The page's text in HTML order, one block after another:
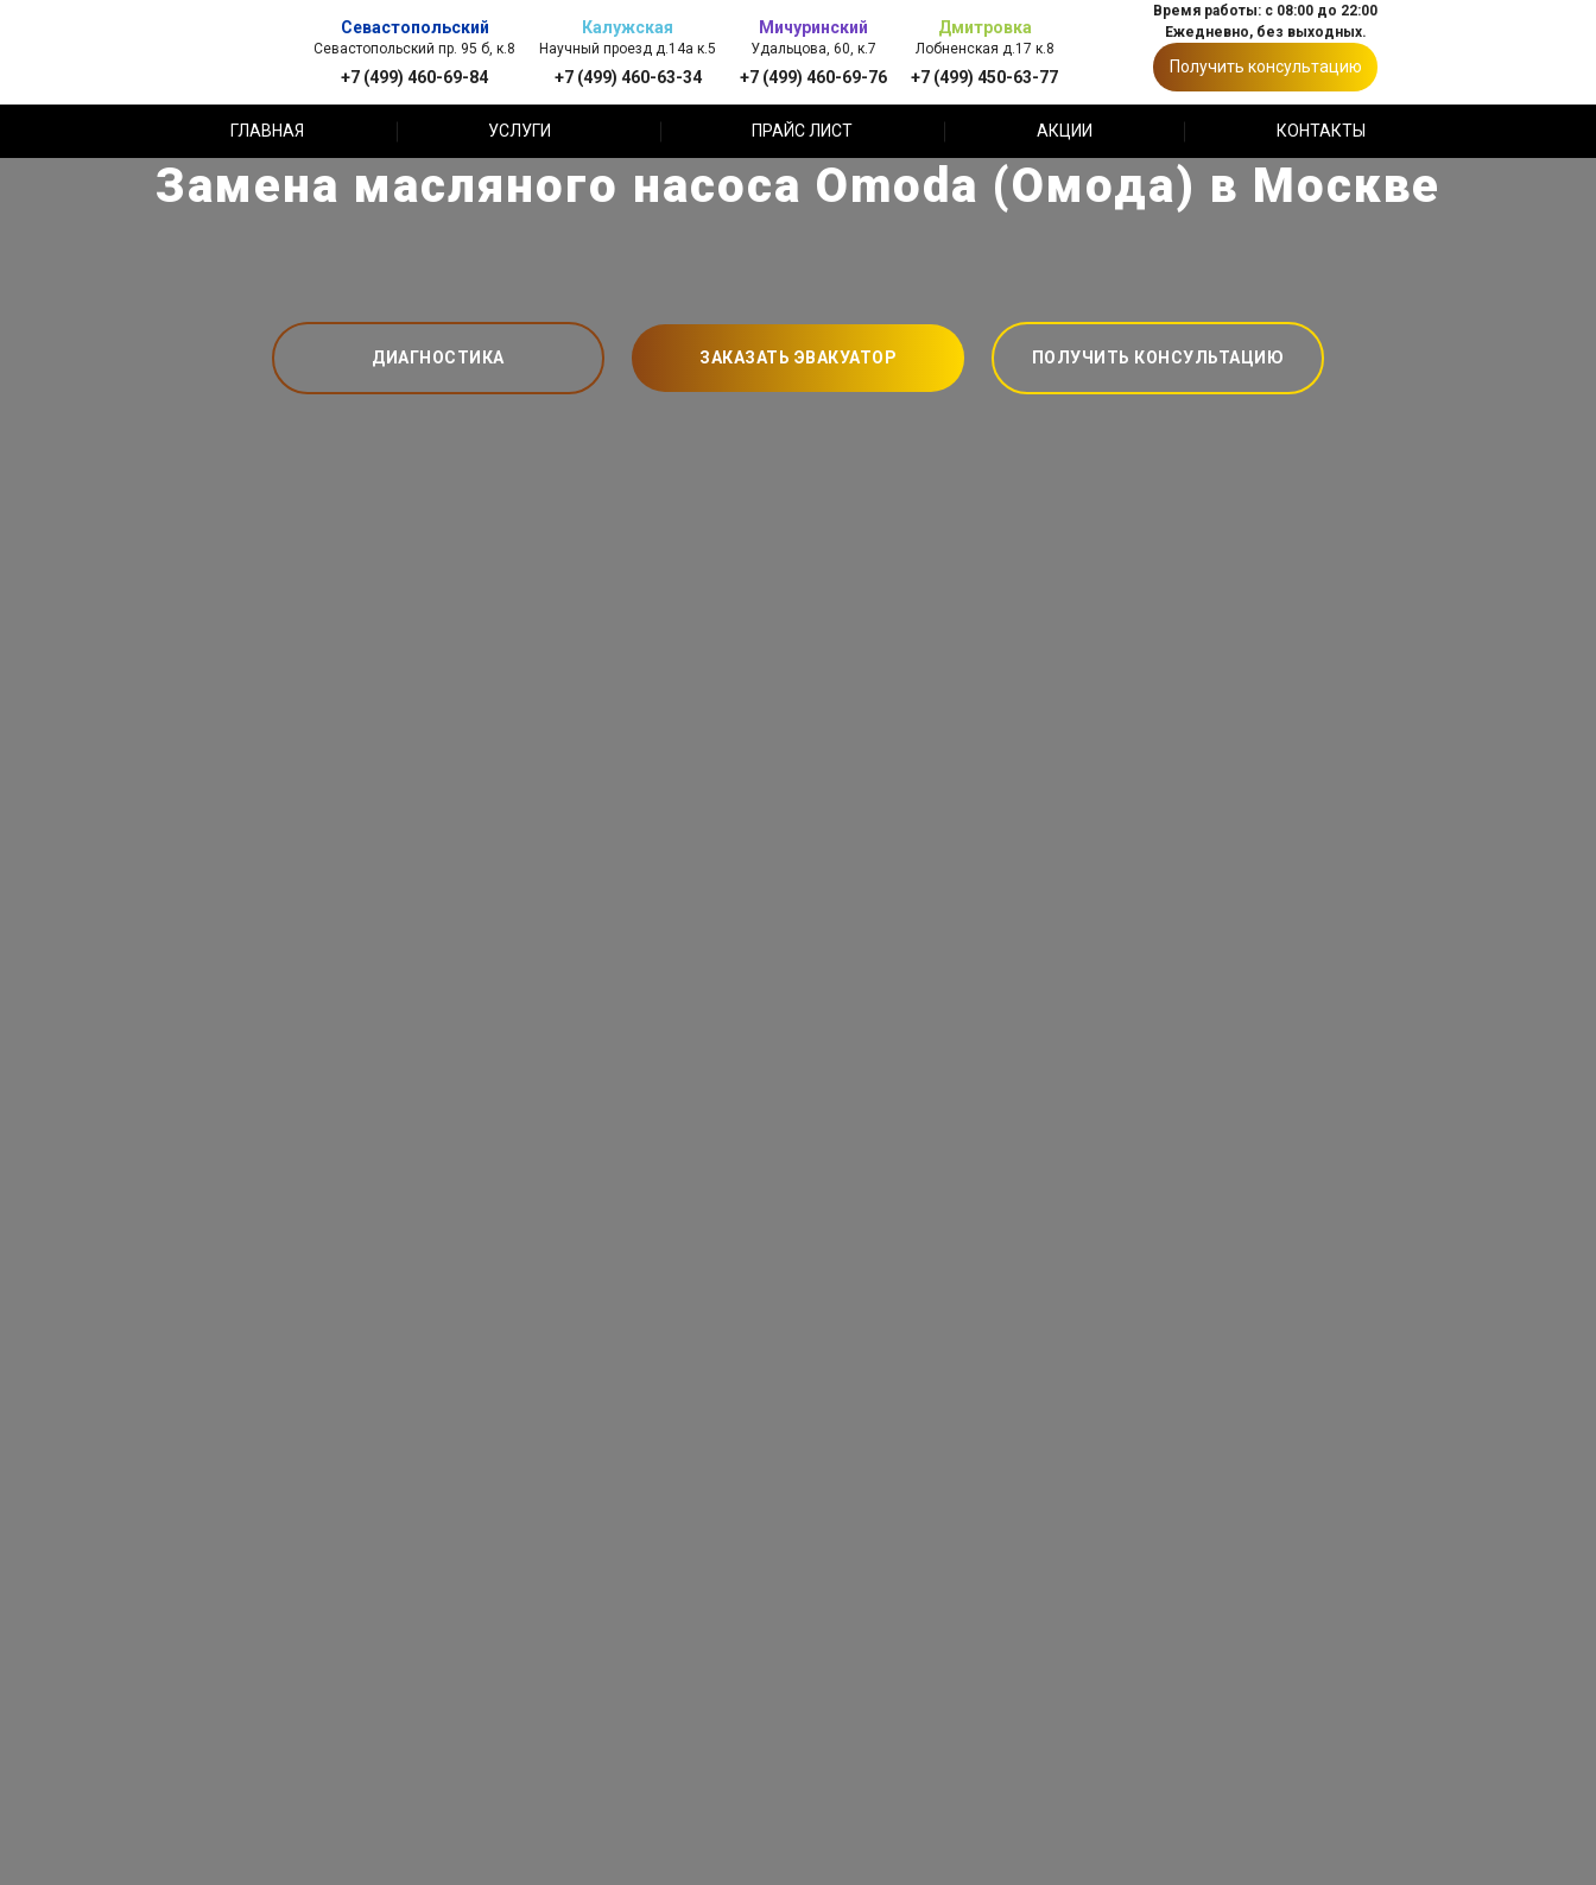
Севастопольский
Севастопольский пр. 95 б, к.8
+7 (499) 460-69-84
Калужская
Научный проезд д.14а к.5
+7 (499) 460-63-34
Мичуринский
Удальцова, 60, к.7
+7 (499) 460-69-76
Дмитровка
Лобненская д.17 к.8
+7 (499) 450-63-77
Время работы: с 08:00 до 22:00
Ежедневно, без выходных.
Получить консультацию
ГЛАВНАЯ УСЛУГИ ПРАЙС ЛИСТ АКЦИИ КОНТАКТЫ
Замена масляного насоса Omoda (Омода) в Москве
ДИАГНОСТИКА ЗАКАЗАТЬ ЭВАКУАТОР ПОЛУЧИТЬ КОНСУЛЬТАЦИЮ